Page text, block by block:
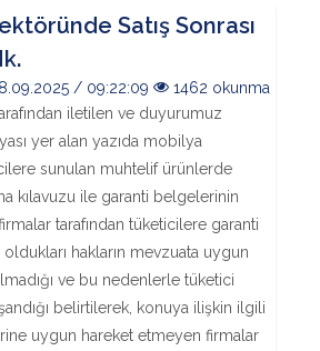
Satış Sonrası
/ 09:22:09
1462 okunma
iletilen ve duyurumuz
yer alan yazıda mobilya
sunulan muhtelif ürünlerde
kılavuzu ile garanti belgelerinin
tarafından tüketicilere garanti
oldukları hakların mevzuata uygun
ve bu nedenlerle tüketici
belirtilerek, konuya ilişkin ilgili
uygun hareket etmeyen firmalar